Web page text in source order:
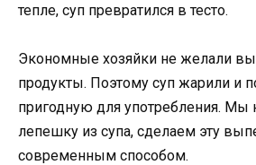
тепле, суп превратился в тесто.
Экономные хозяйки не желали
продукты. Поэтому суп жарили и
пригодную для употребления. Мы
лепешку из супа, сделаем эту
современным способом.